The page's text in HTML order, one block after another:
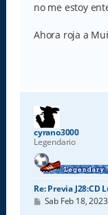
no me estoy
Ahora roja a
cyrano3000
Legendario
Re: Previa J28:CD
M
Sab Feb 18,